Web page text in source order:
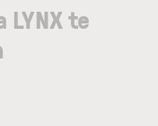
te